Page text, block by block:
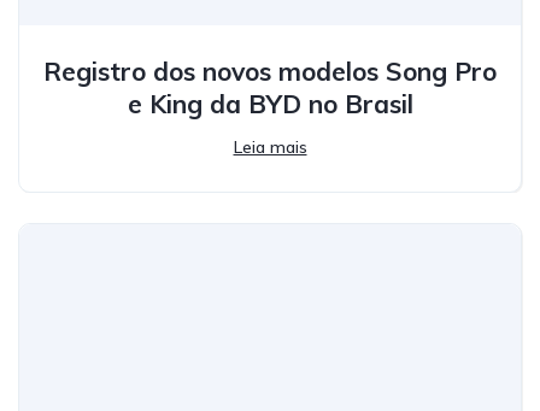
Registro dos novos modelos Song Pro
e King da BYD no Brasil
Leia mais